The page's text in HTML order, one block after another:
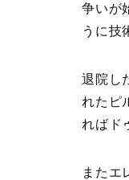
争いが
うに技
退院し
れたピ
ればド
またエ